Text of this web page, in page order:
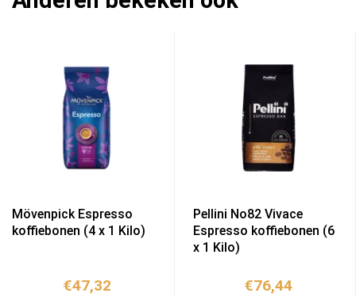
Mövenpick Espresso
koffiebonen (4 x 1 Kilo)
€47,32
Pellini No82 Vivace
Espresso koffiebonen (6
x 1 Kilo)
€76,44